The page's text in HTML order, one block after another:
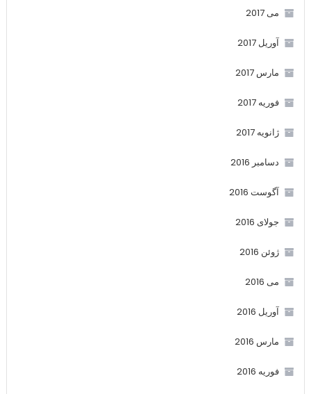
می 2017
آوریل 2017
مارس 2017
فوریه 2017
ژانویه 2017
دسامبر 2016
آگوست 2016
جولای 2016
ژوئن 2016
می 2016
آوریل 2016
مارس 2016
فوریه 2016